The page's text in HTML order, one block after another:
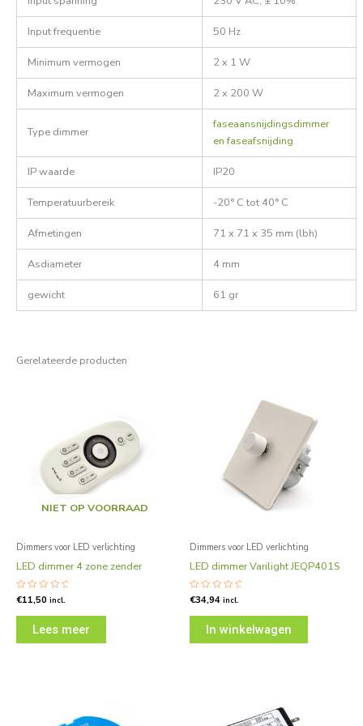
Input frequentie 50 Hz
Minimum vermogen 2 x 1 W
Maximum vermogen 2 x 200 W
Type dimmer
faseaansnijdingsdimmer
en faseafsnijding
IP waarde IP20
Temperatuurbereik -20° C tot 40° C
Afmetingen 71 x 71 x 35 mm (lbh)
Asdiameter 4 mm
gewicht 61 gr
Gerelateerde producten
NIET OP VOORRAAD
Dimmers voor LED verlichting
LED dimmer 4 zone zender
Gewaardeerd
0
€11,50 incl.
Lees meer
Dimmers voor LED verlichting
LED dimmer Varilight JEQP401S
Gewaardeerd
0
€34,94 incl.
In winkelwagen
€54,45